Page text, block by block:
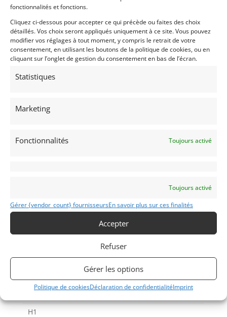
fonctionnalités et fonctions.
Cliquez ci-dessous pour accepter ce qui précède ou faites des choix
détaillés. Vos choix seront appliqués uniquement à ce site. Vous pouvez
modifier vos réglages à tout moment, y compris le retrait de votre
consentement, en utilisant les boutons de la politique de cookies, ou en
cliquant sur l’onglet de gestion du consentement en bas de l’écran.
Statistiques
Marketing
Fonctionnalités Toujours activé
Toujours activé
Gérer {vendor_count} fournisseursEn savoir plus sur ces finalités
Accepter
Refuser
Gérer les options
Politique de cookiesDéclaration de confidentialitéImprint
national
(PTHN)
49135
Voir les 11 annonces deaudibertandco
Publié: 16 septembre 2024 (il y a 2 ans)
GT Rallye FIA
GT Circuit FIA
GT Rallye VHRS
Historic Hill Climb Championship,FIA Rally
Championship,HTC,Tour Auto,Tour de Corse,
Monte-Carlo Historique,Modena Cento Ore
H1